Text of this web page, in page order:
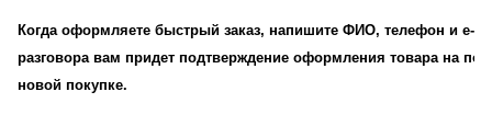
Когда оформляете быстрый заказ, напишите ФИО, телефон и e-
разговора вам придет подтверждение оформления товара на
новой покупке.